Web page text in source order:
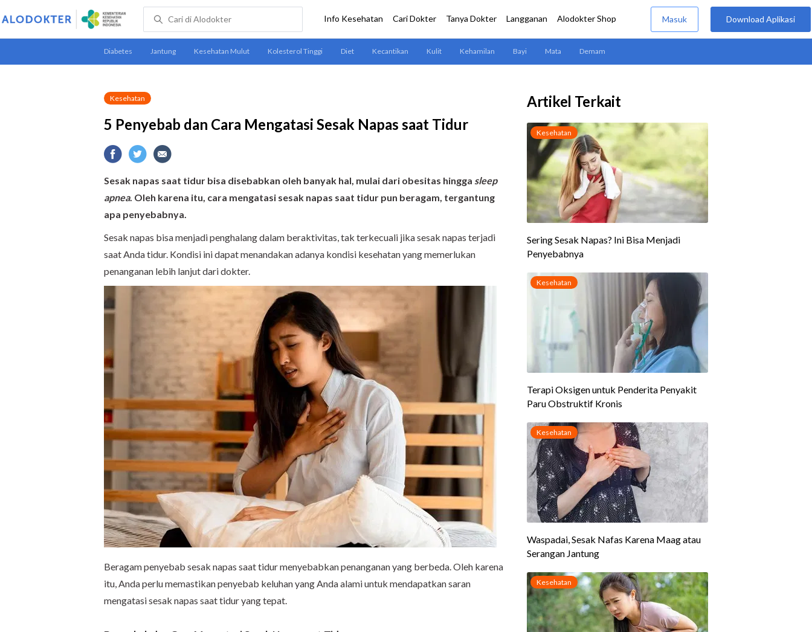
Kesehatan
5 Penyebab dan Cara Mengatasi Sesak Napas saat Tidur
Sesak napas saat tidur bisa disebabkan oleh banyak hal, mulai dari obesitas hingga sleep
apnea. Oleh karena itu, cara mengatasi sesak napas saat tidur pun beragam, tergantung
apa penyebabnya.
Sesak napas bisa menjadi penghalang dalam beraktivitas, tak terkecuali jika sesak napas terjadi
saat Anda tidur. Kondisi ini dapat menandakan adanya kondisi kesehatan yang memerlukan
penanganan lebih lanjut dari dokter.
Beragam penyebab sesak napas saat tidur menyebabkan penanganan yang berbeda. Oleh karena
itu, Anda perlu memastikan penyebab keluhan yang Anda alami untuk mendapatkan saran
mengatasi sesak napas saat tidur yang tepat.
Artikel Terkait